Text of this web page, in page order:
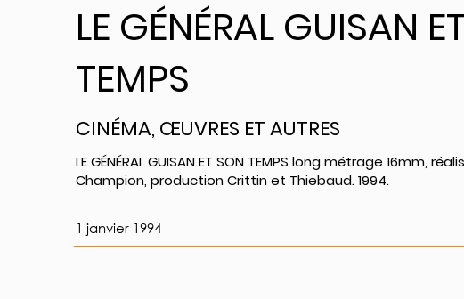
LE GÉNÉRAL GUISAN
TEMPS
CINÉMA, ŒUVRES ET AUTRES
LE GÉNÉRAL GUISAN ET SON TEMPS long métrage 16mm,
Champion, production Crittin et Thiebaud. 1994.
1 janvier 1994